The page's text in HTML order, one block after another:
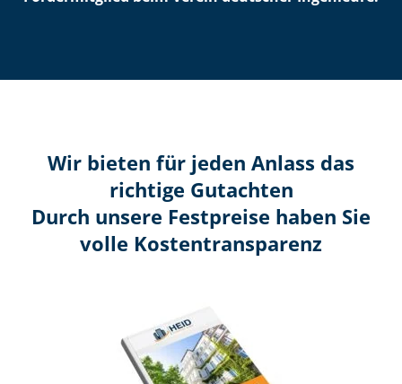
Wir bieten für jeden Anlass das
richtige Gutachten
Durch unsere Festpreise haben Sie
volle Kosten­transparenz